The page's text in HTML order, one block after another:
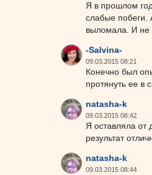
Я в прошлом
слабые побеги.
выломала. И не
-Salvina-
09.03.2015 08:21
Конечно был
протянуть ее в
natasha-k
09.03.2015 08:42
Я оставляла от
результат
natasha-k
09.03.2015 08:44